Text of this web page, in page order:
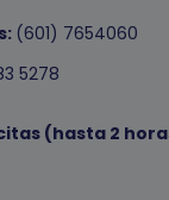
(601) 7654060
5278
(hasta 2